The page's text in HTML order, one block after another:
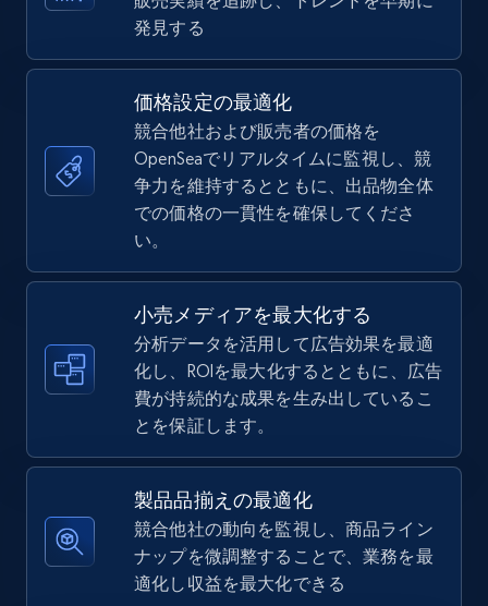
5.6K+ 877+ 今すぐ始める
TikTok Shop
URL, Title, Available, Description, Currency, Initial
price, Final price, Discount percent, and more.
TikTok Shop - category
URL, Title, Available, Description, Currency, Initial
price, Final price, Discount percent, and more.
5.4K+ 668+ 今すぐ始める
TikTok Shop - Collect TikTok shop products
by keywords search
発見する
価格設定の最適化
競合他社および販売者の価格を
OpenSeaでリアルタイムに監視し、競
争力を維持するとともに、出品物全体
での価格の一貫性を確保してくださ
い。
小売メディアを最大化する
分析データを活用して広告効果を最適
化し、ROIを最大化するとともに、広告
費が持続的な成果を生み出しているこ
とを保証します。
製品品揃えの最適化
競合他社の動向を監視し、商品ライン
ナップを微調整することで、業務を最
適化し収益を最大化できる